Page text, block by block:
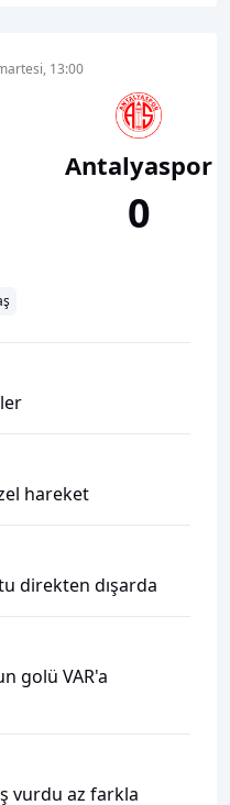
13:00
Antalyaspor
0
hareket
direkten dışarda
golü VAR'a
vurdu az farkla